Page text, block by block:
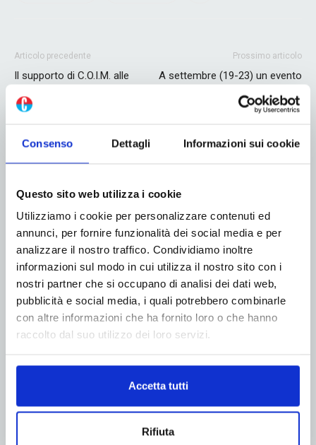
Consenso Dettagli Informazioni sui cookie
Questo sito web utilizza i cookie
Utilizziamo i cookie per personalizzare contenuti ed
annunci, per fornire funzionalità dei social media e per
analizzare il nostro traffico. Condividiamo inoltre
informazioni sul modo in cui utilizza il nostro sito con i
nostri partner che si occupano di analisi dei dati web,
pubblicità e social media, i quali potrebbero combinarle
con altre informazioni che ha fornito loro o che hanno
raccolto dal suo utilizzo dei loro servizi.
Accetta tutti
Rifiuta
Articolo precedente
Il supporto di C.O.I.M. alle
imballaggi monomateriale in
Prossimo articolo
A settembre (19-23) un evento
GDM, leader nel mercato
monouso
ARTICOLI CORRELATI MORE FROM AUTHOR
Giflex presenta la nuova governance nel
segno della continuità
A tu per tu con Neni Rossini, Presidente
Giflex
partnership vincente tra ISMA Color e
Hybrid Software